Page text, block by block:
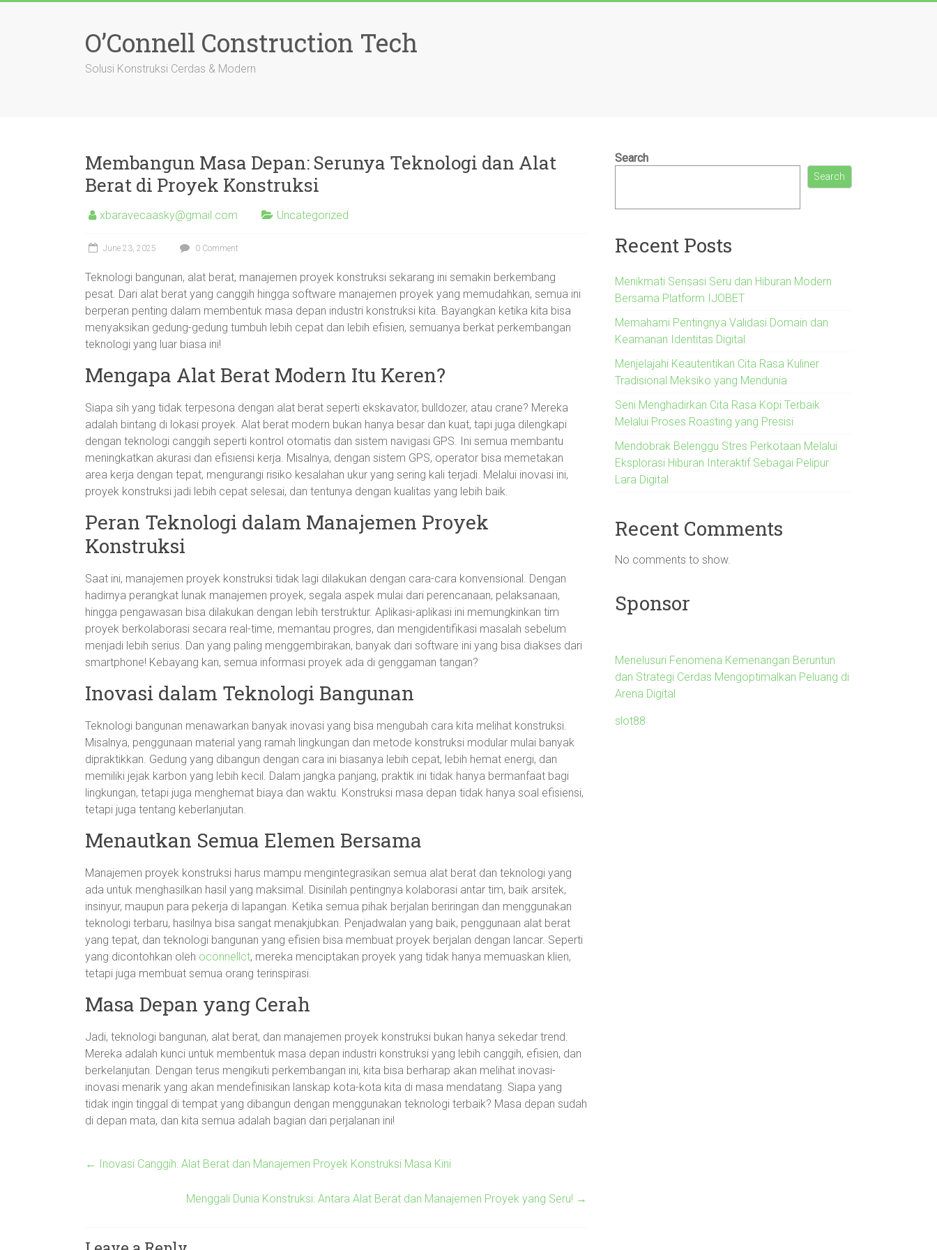
O’Connell Construction Tech
Solusi Konstruksi Cerdas & Modern
Membangun Masa Depan: Serunya Teknologi dan Alat
Berat di Proyek Konstruksi
xbaravecaasky@gmail.com Uncategorized
June 23, 2025 0 Comment
Teknologi bangunan, alat berat, manajemen proyek konstruksi sekarang ini semakin berkembang
pesat. Dari alat berat yang canggih hingga software manajemen proyek yang memudahkan, semua ini
berperan penting dalam membentuk masa depan industri konstruksi kita. Bayangkan ketika kita bisa
menyaksikan gedung-gedung tumbuh lebih cepat dan lebih efisien, semuanya berkat perkembangan
teknologi yang luar biasa ini!
Mengapa Alat Berat Modern Itu Keren?
Siapa sih yang tidak terpesona dengan alat berat seperti ekskavator, bulldozer, atau crane? Mereka
adalah bintang di lokasi proyek. Alat berat modern bukan hanya besar dan kuat, tapi juga dilengkapi
dengan teknologi canggih seperti kontrol otomatis dan sistem navigasi GPS. Ini semua membantu
meningkatkan akurasi dan efisiensi kerja. Misalnya, dengan sistem GPS, operator bisa memetakan
area kerja dengan tepat, mengurangi risiko kesalahan ukur yang sering kali terjadi. Melalui inovasi ini,
proyek konstruksi jadi lebih cepat selesai, dan tentunya dengan kualitas yang lebih baik.
Peran Teknologi dalam Manajemen Proyek
Konstruksi
Saat ini, manajemen proyek konstruksi tidak lagi dilakukan dengan cara-cara konvensional. Dengan
hadirnya perangkat lunak manajemen proyek, segala aspek mulai dari perencanaan, pelaksanaan,
hingga pengawasan bisa dilakukan dengan lebih terstruktur. Aplikasi-aplikasi ini memungkinkan tim
proyek berkolaborasi secara real-time, memantau progres, dan mengidentifikasi masalah sebelum
menjadi lebih serius. Dan yang paling menggembirakan, banyak dari software ini yang bisa diakses dari
smartphone! Kebayang kan, semua informasi proyek ada di genggaman tangan?
Inovasi dalam Teknologi Bangunan
Teknologi bangunan menawarkan banyak inovasi yang bisa mengubah cara kita melihat konstruksi.
Misalnya, penggunaan material yang ramah lingkungan dan metode konstruksi modular mulai banyak
dipraktikkan. Gedung yang dibangun dengan cara ini biasanya lebih cepat, lebih hemat energi, dan
memiliki jejak karbon yang lebih kecil. Dalam jangka panjang, praktik ini tidak hanya bermanfaat bagi
lingkungan, tetapi juga menghemat biaya dan waktu. Konstruksi masa depan tidak hanya soal efisiensi,
tetapi juga tentang keberlanjutan.
Menautkan Semua Elemen Bersama
Manajemen proyek konstruksi harus mampu mengintegrasikan semua alat berat dan teknologi yang
ada untuk menghasilkan hasil yang maksimal. Disinilah pentingnya kolaborasi antar tim, baik arsitek,
insinyur, maupun para pekerja di lapangan. Ketika semua pihak berjalan beriringan dan menggunakan
teknologi terbaru, hasilnya bisa sangat menakjubkan. Penjadwalan yang baik, penggunaan alat berat
yang tepat, dan teknologi bangunan yang efisien bisa membuat proyek berjalan dengan lancar. Seperti
yang dicontohkan oleh oconnellct, mereka menciptakan proyek yang tidak hanya memuaskan klien,
tetapi juga membuat semua orang terinspirasi.
Masa Depan yang Cerah
Jadi, teknologi bangunan, alat berat, dan manajemen proyek konstruksi bukan hanya sekedar trend.
Mereka adalah kunci untuk membentuk masa depan industri konstruksi yang lebih canggih, efisien, dan
berkelanjutan. Dengan terus mengikuti perkembangan ini, kita bisa berharap akan melihat inovasi-
inovasi menarik yang akan mendefinisikan lanskap kota-kota kita di masa mendatang. Siapa yang
tidak ingin tinggal di tempat yang dibangun dengan menggunakan teknologi terbaik? Masa depan sudah
di depan mata, dan kita semua adalah bagian dari perjalanan ini!
← Inovasi Canggih: Alat Berat dan Manajemen Proyek Konstruksi Masa Kini
Menggali Dunia Konstruksi: Antara Alat Berat dan Manajemen Proyek yang Seru! →
Search
Search
Recent Posts
Menikmati Sensasi Seru dan Hiburan Modern
Bersama Platform IJOBET
Memahami Pentingnya Validasi Domain dan
Keamanan Identitas Digital
Menjelajahi Keautentikan Cita Rasa Kuliner
Tradisional Meksiko yang Mendunia
Seni Menghadirkan Cita Rasa Kopi Terbaik
Melalui Proses Roasting yang Presisi
Mendobrak Belenggu Stres Perkotaan Melalui
Eksplorasi Hiburan Interaktif Sebagai Pelipur
Lara Digital
Recent Comments
No comments to show.
Sponsor
Menelusuri Fenomena Kemenangan Beruntun
dan Strategi Cerdas Mengoptimalkan Peluang di
Arena Digital
slot88